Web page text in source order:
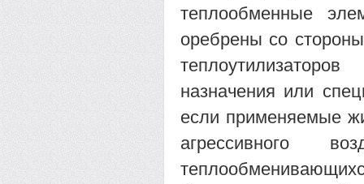
теплообменные
оребрены со
назначения или
если применяемые
агрессивного